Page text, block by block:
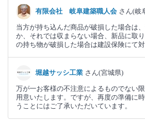
有限会社 岐阜建築職人会 さん(岐
当方が持ち込んだ商品が破損した場合は
か、それでは収まらない場合、新品に取
の持ち物が破損した場合は建設保険にて対
堀越サッシ工業 さん(宮城県)
万が一お客様の不注意によるものでない
用意いたします。ですが、再度の準備に
うことにはご了承いただいています。